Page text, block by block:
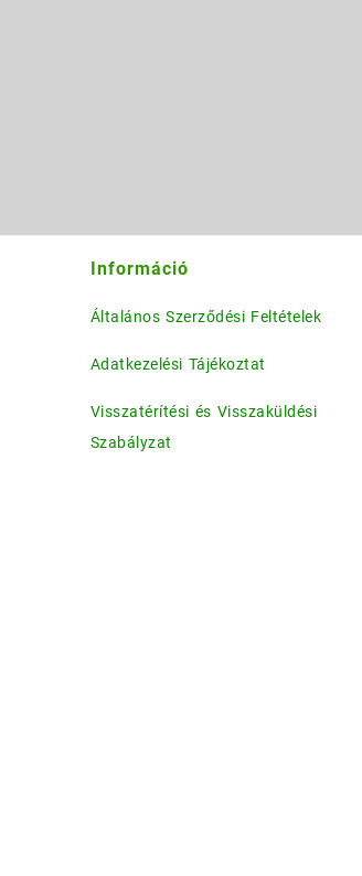
Információ
Általános Szerződési Feltételek
Adatkezelési Tájékoztat
Visszatérítési és Visszaküldési
Szabályzat